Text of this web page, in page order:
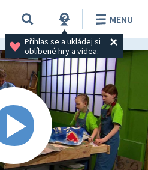
Přihlas se a ukládej si
oblíbené hry a videa.
MENU